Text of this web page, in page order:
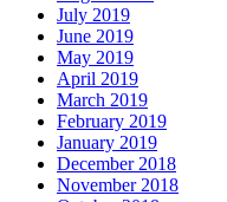
July 2019
June 2019
May 2019
April 2019
March 2019
February 2019
January 2019
December 2018
November 2018